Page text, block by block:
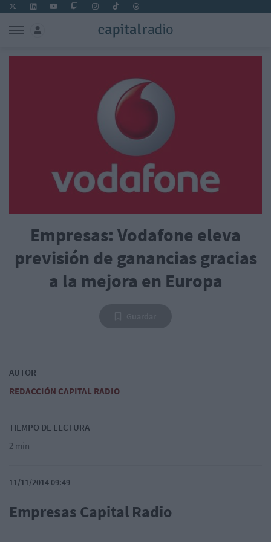
Empresas: Vodafone eleva
previsión de ganancias gracias
a la mejora en Europa
AUTOR
REDACCIÓN CAPITAL RADIO
TIEMPO DE LECTURA
2 min
11/11/2014 09:49
Empresas Capital Radio